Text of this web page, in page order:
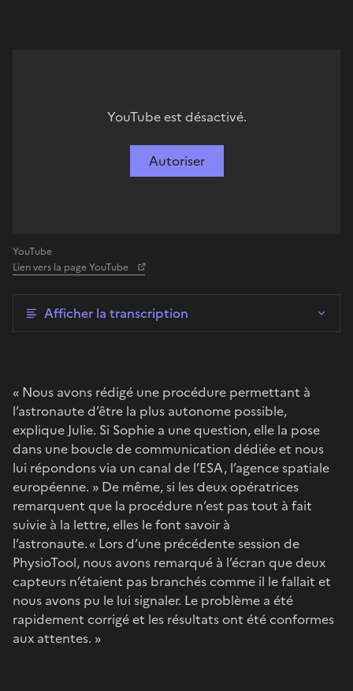
YouTube est désactivé.
Autoriser
YouTube
Lien vers la page YouTube
Afficher la transcription
« Nous avons rédigé une procédure permettant à
l’astronaute d’être la plus autonome possible,
explique Julie. Si Sophie a une question, elle la pose
dans une boucle de communication dédiée et nous
lui répondons via un canal de l’ESA, l’agence spatiale
européenne. » De même, si les deux opératrices
remarquent que la procédure n’est pas tout à fait
suivie à la lettre, elles le font savoir à
l’astronaute. « Lors d’une précédente session de
PhysioTool, nous avons remarqué à l’écran que deux
capteurs n’étaient pas branchés comme il le fallait et
nous avons pu le lui signaler. Le problème a été
rapidement corrigé et les résultats ont été conformes
aux attentes. »